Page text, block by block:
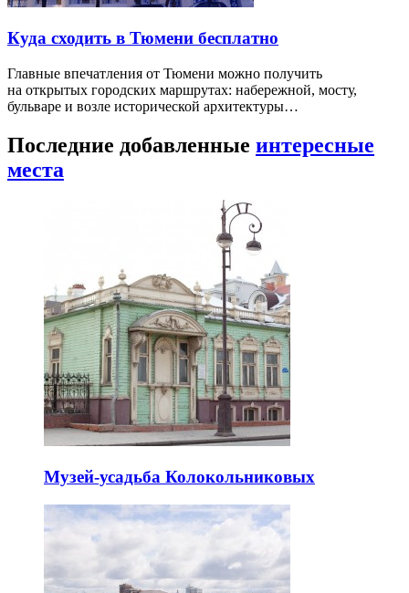
Куда сходить в Тюмени бесплатно
Главные впечатления от Тюмени можно получить
на открытых городских маршрутах: набережной, мосту,
бульваре и возле исторической архитектуры…
Последние добавленные интересные
места
Музей-усадьба Колокольниковых